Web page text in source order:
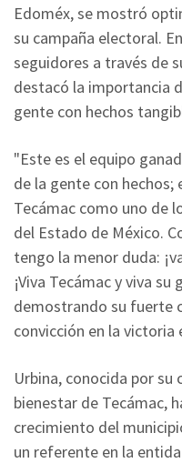
Edoméx, se mostró
su campaña electoral.
seguidores a través de
destacó la importancia
gente con hechos
"Este es el equipo
de la gente con
Tecámac como uno de
del Estado de México.
tengo la menor duda:
¡Viva Tecámac y viva
demostrando su fuerte
convicción en la victoria
Urbina, conocida por
bienestar de Tecámac,
crecimiento del
un referente en la